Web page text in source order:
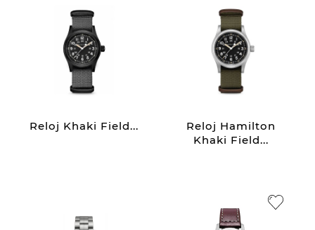
Reloj Khaki Field...
Reloj Hamilton
Khaki Field...